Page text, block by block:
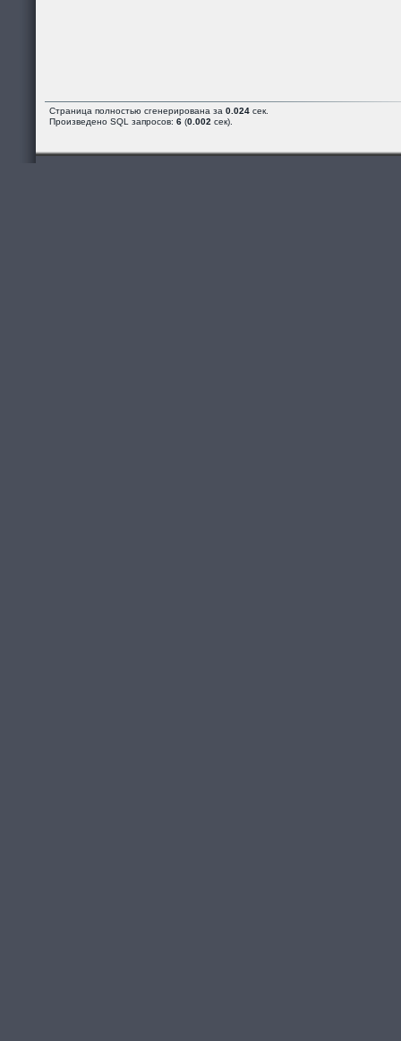
Страница полностью сгенерирована за 0.024 сек.
Произведено SQL запросов: 6 (0.002 сек).